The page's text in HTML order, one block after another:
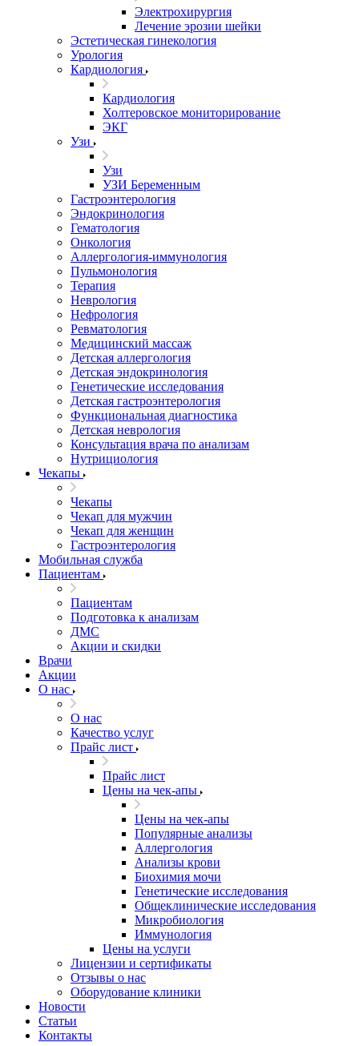
Электрохирургия
Лечение эрозии шейки
Эстетическая гинекология
Урология
Кардиология
Кардиология
Холтеровское мониторирование
ЭКГ
Узи
Узи
УЗИ Беременным
Гастроэнтерология
Эндокринология
Гематология
Онкология
Аллергология-иммунология
Пульмонология
Терапия
Неврология
Нефрология
Ревматология
Медицинский массаж
Детская аллергология
Детская эндокринология
Генетические исследования
Детская гастроэнтерология
Функциональная диагностика
Детская неврология
Консультация врача по анализам
Нутрициология
Чекапы
Чекапы
Чекап для мужчин
Чекап для женщин
Гастроэнтерология
Мобильная служба
Пациентам
Пациентам
Подготовка к анализам
­ДМС
­Акции и скидки
Врачи
Акции
О нас
О нас
Качество услуг
Прайс лист
Прайс лист
​​​​​Цены на чек-апы
​​​​​Цены на чек-апы
Популярные анализы
Аллергология
Анализы крови
Биохимия мочи
Генетические исследования
Общеклинические исследования
Микробиология
Иммунология
Цены на услуги
Лицензии и сертификаты
Отзывы о нас
Оборудование клиники
Новости
Статьи
Контакты